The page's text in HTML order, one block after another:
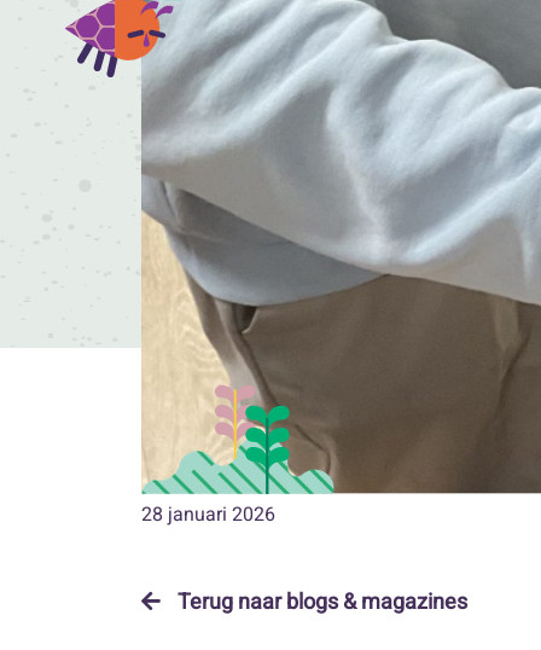
28 januari 2026
Terug naar blogs & magazines